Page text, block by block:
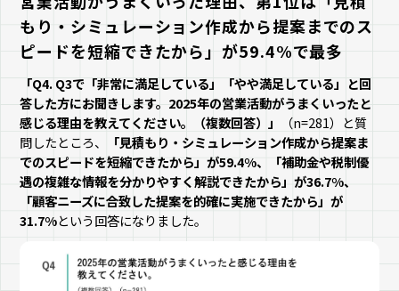
もり・シミュレーション作成から提案までのス
ピードを短縮できたから」が59.4%で最多
「Q4. Q3で「非常に満足している」「やや満足している」と回
答した方にお聞きします。2025年の営業活動がうまくいったと
感じる理由を教えてください。（複数回答）」
（n=281）と質
問したところ、
「見積もり・シミュレーション作成から提案ま
でのスピードを短縮できたから」が59.4%、「補助金や税制優
遇の複雑な情報を分かりやすく解説できたから」が36.7%、
「顧客ニーズに合致した提案を的確に実施できたから」が
31.7%という回答になりました。